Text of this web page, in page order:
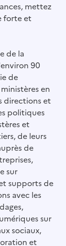
mettez
forte et
de la
90
de
en
directions et
politiques
et
de leurs
de
sur
supports de
avec les
sur
sociaux,
et